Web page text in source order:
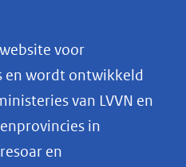
voor
en wordt ontwikkeld
van LVVN en
in
en